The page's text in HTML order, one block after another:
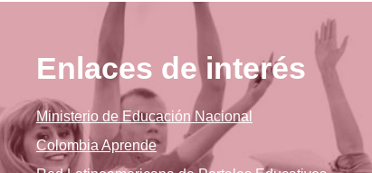
Enlaces de interés
Ministerio de Educación Nacional
Colombia Aprende